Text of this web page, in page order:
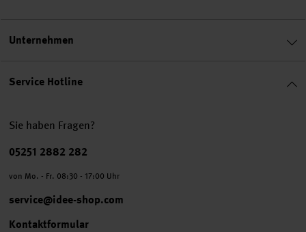
Service Hotline
Sie haben Fragen?
Telefonnummer
05251 2882 282
von Mo. - Fr. 08:30 - 17:00 Uhr
service@idee-shop.com
Kontaktformular
Unternehmen